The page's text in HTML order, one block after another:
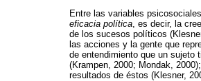
Entre las variables
eficacia política , es decir, la
de los sucesos políticos
las acciones y la gente que
de entendimiento que un sujeto
(Krampen, 2000; Mondak,
resultados de éstos (Klesner,